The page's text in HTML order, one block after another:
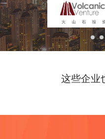
这些企业